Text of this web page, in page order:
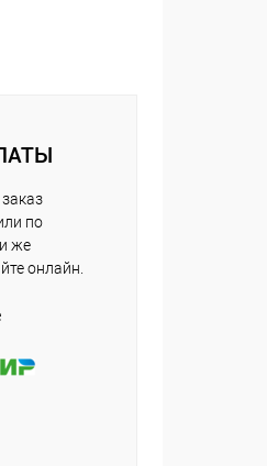
по
же
онлайн.